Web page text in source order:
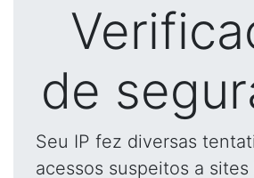
de
Seu IP fez diversas
acessos suspeitos a